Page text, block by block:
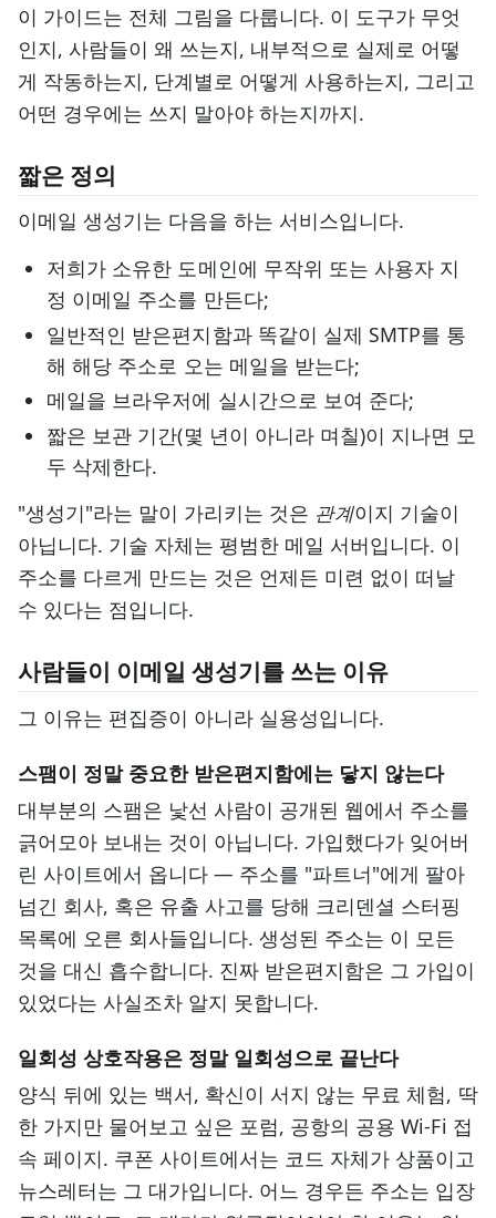
이 가이드는 전체 그림을 다룹니다. 이 도구가 무엇
인지, 사람들이 왜 쓰는지, 내부적으로 실제로 어떻
게 작동하는지, 단계별로 어떻게 사용하는지, 그리고
어떤 경우에는 쓰지 말아야 하는지까지.
짧은 정의
이메일 생성기는 다음을 하는 서비스입니다.
저희가 소유한 도메인에 무작위 또는 사용자 지
정 이메일 주소를 만든다;
일반적인 받은편지함과 똑같이 실제 SMTP를 통
해 해당 주소로 오는 메일을 받는다;
메일을 브라우저에 실시간으로 보여 준다;
짧은 보관 기간(몇 년이 아니라 며칠)이 지나면 모
두 삭제한다.
"생성기"라는 말이 가리키는 것은 관계이지 기술이
아닙니다. 기술 자체는 평범한 메일 서버입니다. 이
주소를 다르게 만드는 것은 언제든 미련 없이 떠날
수 있다는 점입니다.
사람들이 이메일 생성기를 쓰는 이유
그 이유는 편집증이 아니라 실용성입니다.
스팸이 정말 중요한 받은편지함에는 닿지 않는다
대부분의 스팸은 낯선 사람이 공개된 웹에서 주소를
긁어모아 보내는 것이 아닙니다. 가입했다가 잊어버
린 사이트에서 옵니다 — 주소를 "파트너"에게 팔아
넘긴 회사, 혹은 유출 사고를 당해 크리덴셜 스터핑
목록에 오른 회사들입니다. 생성된 주소는 이 모든
것을 대신 흡수합니다. 진짜 받은편지함은 그 가입이
있었다는 사실조차 알지 못합니다.
일회성 상호작용은 정말 일회성으로 끝난다
양식 뒤에 있는 백서, 확신이 서지 않는 무료 체험, 딱
한 가지만 물어보고 싶은 포럼, 공항의 공용 Wi-Fi 접
속 페이지. 쿠폰 사이트에서는 코드 자체가 상품이고
뉴스레터는 그 대가입니다. 어느 경우든 주소는 입장